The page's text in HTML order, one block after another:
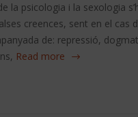
la psicologia i la sexologia
creences, sent en el cas
de: repressió,
Read more